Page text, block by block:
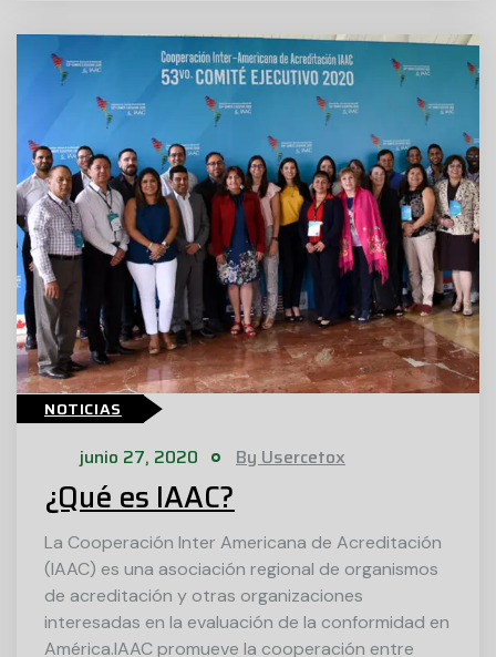
NOTICIAS
junio 27, 2020 By Usercetox
¿Qué es IAAC?
La Cooperación Inter Americana de Acreditación
(IAAC) es una asociación regional de organismos
de acreditación y otras organizaciones
interesadas en la evaluación de la conformidad en
América.IAAC promueve la cooperación entre